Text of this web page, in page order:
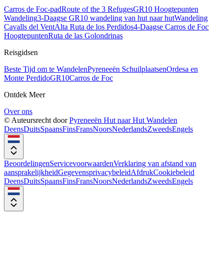
Carros de Foc-padRoute of the 3 RefugesGR10 Hoogtepunten
Wandeling3-Daagse GR10 wandeling van hut naar hutWandeling
Cavalls del VentAlta Ruta de los Perdidos4-Daagse Carros de Foc
HoogtepuntenRuta de las Golondrinas
Reisgidsen
Beste Tijd om te WandelenPyreneeën SchuilplaatsenOrdesa en
Monte PerdidoGR10Carros de Foc
Ontdek Meer
Over ons
© Auteursrecht door Pyreneeën Hut naar Hut Wandelen
DeensDuitsSpaansFinsFransNoorsNederlandsZweedsEngels
BeoordelingenServicevoorwaardenVerklaring van afstand van
aansprakelijkheidGegevensprivacybeleidAfdrukCookiebeleid
DeensDuitsSpaansFinsFransNoorsNederlandsZweedsEngels